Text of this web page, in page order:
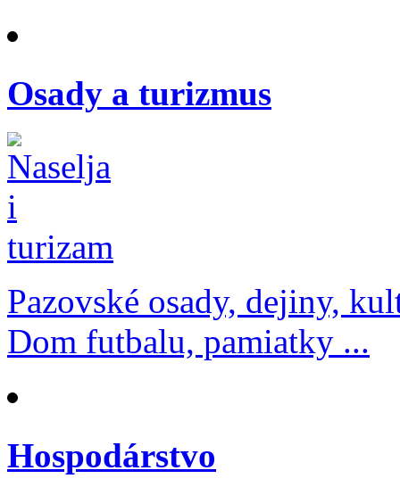
Osady a turizmus
Pazovské osady, dejiny,
Dom futbalu, pamiatky ...
Hospodárstvo